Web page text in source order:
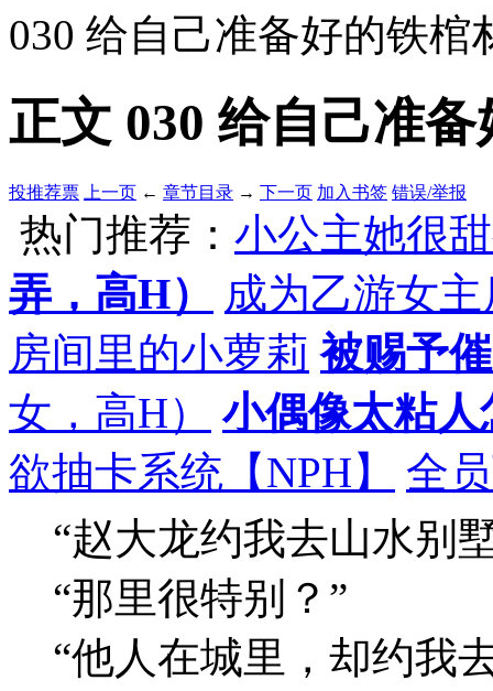
030 给自己准备好的铁棺
正文 030 给自己准
投推荐票 上一页 ← 章节目录 → 下一页 加入书签 错误/举报
热门推荐： 小公主她很
弄，高H）
成为乙游女
房间里的小萝莉 被赐予
女，高H）
小偶像太粘
欲抽卡系统【NPH】
全
“赵大龙约我去山水别
“那里很特别？”
“他人在城里，却约我